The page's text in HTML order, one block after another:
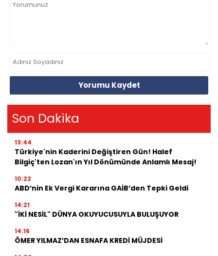
Yorumu Kaydet
Son Dakika
13:44
Türkiye'nin Kaderini Değiştiren Gün! Halef
Bilgiç'ten Lozan'ın Yıl Dönümünde Anlamlı Mesaj!
10:22
ABD’nin Ek Vergi Kararına GAİB’den Tepki Geldi
14:21
"İKİ NESİL" DÜNYA OKUYUCUSUYLA BULUŞUYOR
14:16
ÖMER YILMAZ’DAN ESNAFA KREDİ MÜJDESİ